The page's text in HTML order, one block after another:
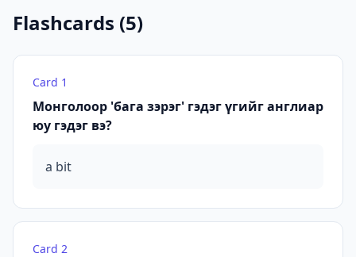
Flashcards (5)
Card 1
Монголоор 'бага зэрэг' гэдэг үгийг англиар
юу гэдэг вэ?
a bit
Card 2